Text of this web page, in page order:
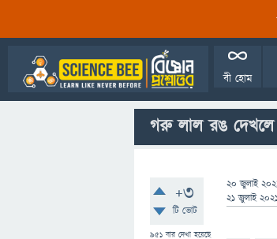
বী হোম
গরু লাল রঙ
+3
টি ভোট
951 বার দেখা হয়েছে
20 জুলাই
21 জুলাই